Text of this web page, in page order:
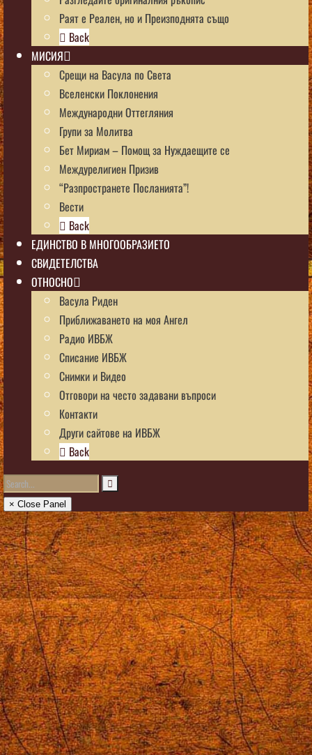
Раят е Реален, но и Преизподнята също
Back
МИСИЯ
Срещи на Васула по Света
Вселенски Поклонения
Международни Оттегляния
Групи за Молитва
Бет Мириам – Помощ за Нуждаещите се
Междурелигиен Призив
“Разпространете Посланията”!
Вести
Back
ЕДИНСТВО В МНОГООБРАЗИЕТО
СВИДЕТЕЛСТВА
ОТНОСНО
Васула Риден
Приближаването на моя Ангел
Радио ИВБЖ
Списание ИВБЖ
Снимки и Видео
Отговори на често задавани въпроси
Контакти
Други сайтове на ИВБЖ
Back
× Close Panel